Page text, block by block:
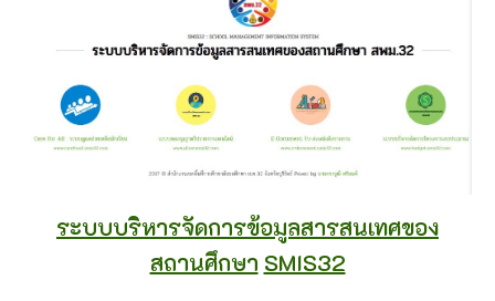
ระบบบริหารจัดการข้อมูลสารสนเทศของ
สถานศึกษา SMIS32